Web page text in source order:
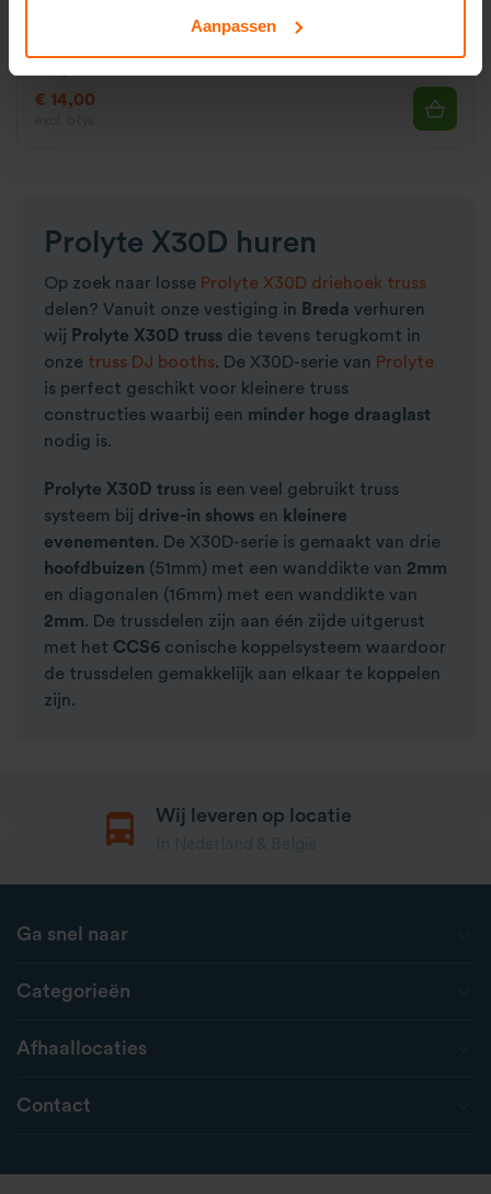
Aanpassen
€ 14,00
Prolyte X30D huren
Op zoek naar losse Prolyte X30D driehoek truss
delen? Vanuit onze vestiging in Breda verhuren
wij Prolyte X30D truss die tevens terugkomt in
onze truss DJ booths. De X30D-serie van Prolyte
is perfect geschikt voor kleinere truss
constructies waarbij een minder hoge draaglast
nodig is.
Prolyte X30D truss is een veel gebruikt truss
systeem bij drive-in shows en kleinere
evenementen. De X30D-serie is gemaakt van drie
hoofdbuizen (51mm) met een wanddikte van 2mm
en diagonalen (16mm) met een wanddikte van
2mm. De trussdelen zijn aan één zijde uitgerust
met het CCS6 conische koppelsysteem waardoor
de trussdelen gemakkelijk aan elkaar te koppelen
zijn.
Wij leveren op locatie
Ga snel naar
Categorieën
Afhaallocaties
Contact